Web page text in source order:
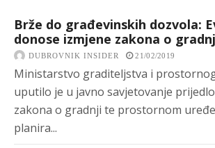
Brže do građevinskih dozvola:
donose izmjene zakona o
DUBROVNIK INSIDER 21/02/2019
Ministarstvo graditeljstva i
uputilo je u javno savjetovanje
zakona o gradnji te prostornom
planira...